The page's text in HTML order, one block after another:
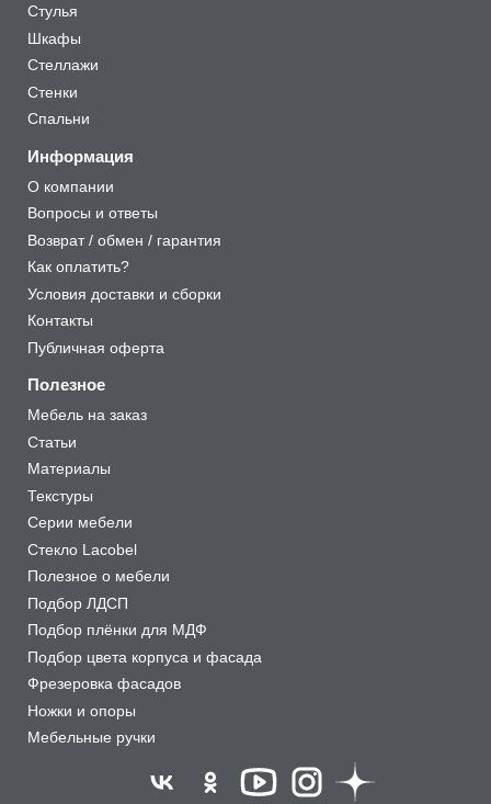
Стулья
Шкафы
Стеллажи
Стенки
Спальни
Информация
О компании
Вопросы и ответы
Возврат / обмен / гарантия
Как оплатить?
Условия доставки и сборки
Контакты
Публичная оферта
Полезное
Мебель на заказ
Статьи
Материалы
Текстуры
Серии мебели
Стекло Lacobel
Полезное о мебели
Подбор ЛДСП
Подбор плёнки для МДФ
Подбор цвета корпуса и фасада
Фрезеровка фасадов
Ножки и опоры
Мебельные ручки